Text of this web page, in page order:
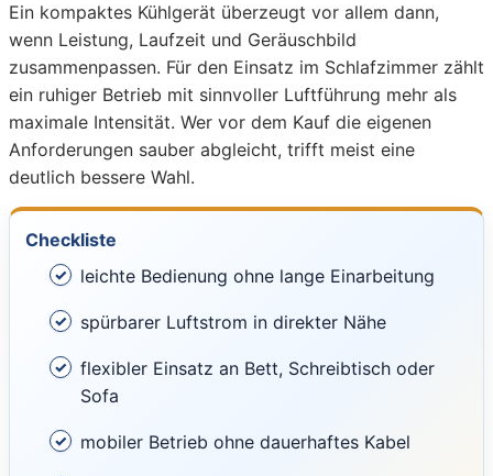
Ein kompaktes Kühlgerät überzeugt vor allem dann,
wenn Leistung, Laufzeit und Geräuschbild
zusammenpassen. Für den Einsatz im Schlafzimmer zählt
ein ruhiger Betrieb mit sinnvoller Luftführung mehr als
maximale Intensität. Wer vor dem Kauf die eigenen
Anforderungen sauber abgleicht, trifft meist eine
deutlich bessere Wahl.
Checkliste
leichte Bedienung ohne lange Einarbeitung
spürbarer Luftstrom in direkter Nähe
flexibler Einsatz an Bett, Schreibtisch oder
Sofa
mobiler Betrieb ohne dauerhaftes Kabel